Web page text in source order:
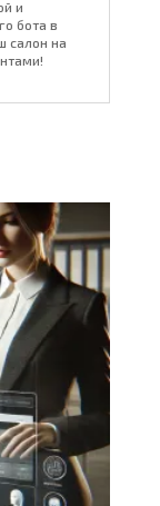
и
бота в
салон на